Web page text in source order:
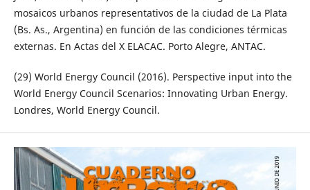
mosaicos urbanos representativos de la ciudad de La Plata
(Bs. As., Argentina) en función de las condiciones térmicas
externas. En Actas del X ELACAC. Porto Alegre, ANTAC.
(29) World Energy Council (2016). Perspective input into the
World Energy Council Scenarios: Innovating Urban Energy.
Londres, World Energy Council.